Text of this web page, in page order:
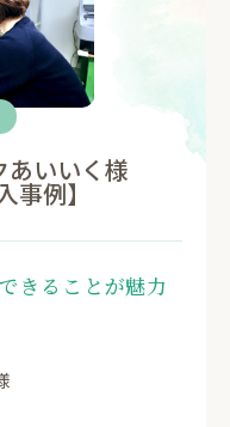
あいいく様
事例】
きることが魅力